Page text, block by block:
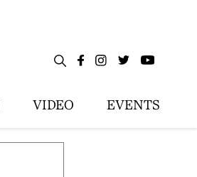
VIDEO EVENTS